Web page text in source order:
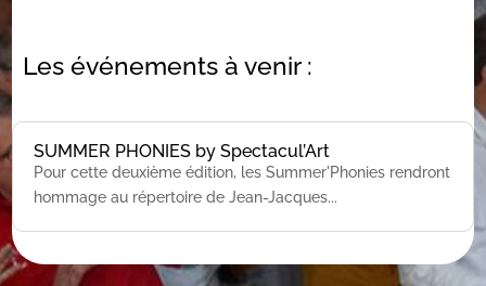
Les événements à venir :
SUMMER PHONIES by Spectacul’Art
Pour cette deuxième édition, les Summer'Phonies rendront
hommage au répertoire de Jean-Jacques...